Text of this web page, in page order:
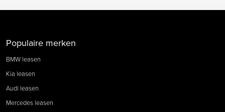
Populaire merken
BMW leasen
Kia leasen
Audi leasen
Mercedes leasen